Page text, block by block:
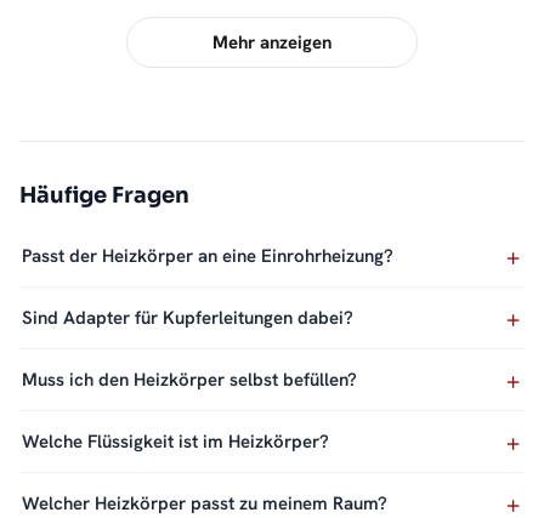
Mehr anzeigen
Häufige Fragen
Passt der Heizkörper an eine Einrohrheizung?
Sind Adapter für Kupferleitungen dabei?
Muss ich den Heizkörper selbst befüllen?
Welche Flüssigkeit ist im Heizkörper?
Welcher Heizkörper passt zu meinem Raum?